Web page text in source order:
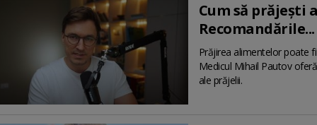
Cum să prăjești
Recomandările...
Prăjirea alimentelor poate
Medicul Mihail Pautov
ale prăjelii.